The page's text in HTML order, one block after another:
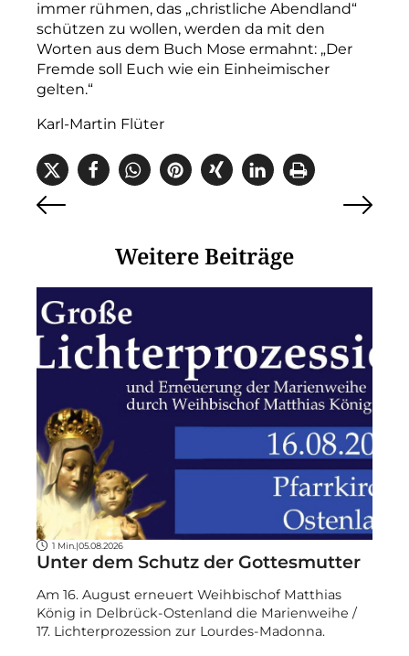
immer rühmen, das „christliche Abendland“
schützen zu wollen, werden da mit den
Worten aus dem Buch Mose ermahnt: „Der
Fremde soll Euch wie ein Einheimischer
gelten.“
Karl-Martin Flüter
Weitere Beiträge
1 Min. |05.08.2026
Unter dem Schutz der Gottesmutter
Am 16. August erneuert Weihbischof Matthias
König in Delbrück-Ostenland die Marienweihe /
17. Lichterprozession zur Lourdes-Madonna.